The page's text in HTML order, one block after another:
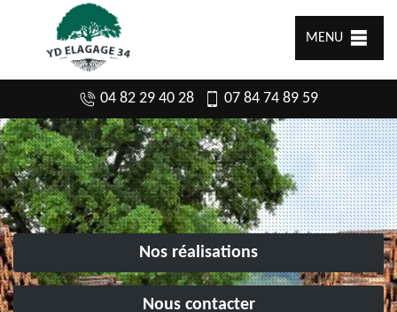
MENU
04 82 29 40 28 07 84 74 89 59
Nos réalisations
Nous contacter